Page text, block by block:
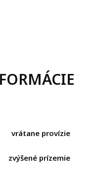
vrátane provízie
zvýšené prízemie